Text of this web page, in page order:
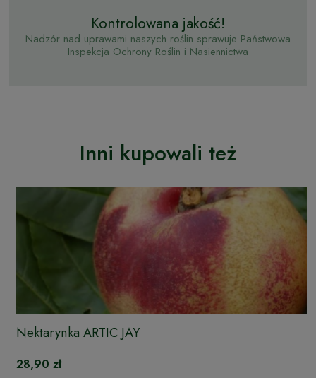
Kontrolowana jakość!
Nadzór nad uprawami naszych roślin sprawuje Państwowa
Inspekcja Ochrony Roślin i Nasiennictwa
Inni kupowali też
Nektarynka ARTIC JAY
28,90 zł